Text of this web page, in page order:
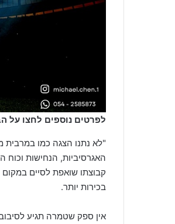
לפרטים נוספים לחצו על
"לא נתנו הצגה כמו
האגרסיביות, הנחישות וכוח
קבוצתו שואפת לסיים
בכירות יותר.
אין ספק שטמרה תגיע